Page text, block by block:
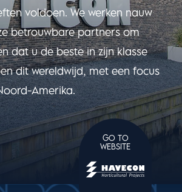
voldoen. We werken nauw
betrouwbare partners om
dat u de beste in zijn klasse
dit wereldwijd, met een focus
Amerika.
GO TO
WEBSITE